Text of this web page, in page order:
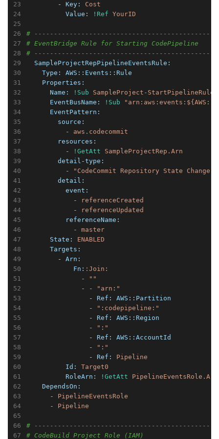
        - Key:
Cost
          Value:
!Ref YourID
#
# EventBridge Rule for Starting CodePipeline
#
  SampleProjectRepPipelineEventsRule:
    Type:
AWS::Events::Rule
    Properties:
      Name:
!Sub
SampleProject-
      EventBusName:
!Sub
      EventPattern:
        source:
          -
aws.codecommit
        resources:
          -
!GetAtt
SampleProjectRep.Arn
        detail-type:
          -
"CodeCommit Repository State Change"
        detail:
          event:
            -
referenceCreated
            -
referenceUpdated
          referenceName:
            -
master
      State:
ENABLED
      Targets:
        - Arn:
            Fn:
:Join:
              -
""
              -
-
"arn:"
                - Ref:
AWS::Partition
                -
":codepipeline:"
                - Ref:
AWS::Region
                -
":"
                - Ref:
AWS::AccountId
                -
":"
                - Ref:
Pipeline
          Id:
Target0
          RoleArn:
!GetAtt
PipelineEventsRole.Arn
    DependsOn:
      -
PipelineEventsRole
      -
Pipeline
#
# CodeBuild Project Role (IAM)